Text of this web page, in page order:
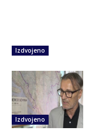
Izdvojeno
Izdvojeno